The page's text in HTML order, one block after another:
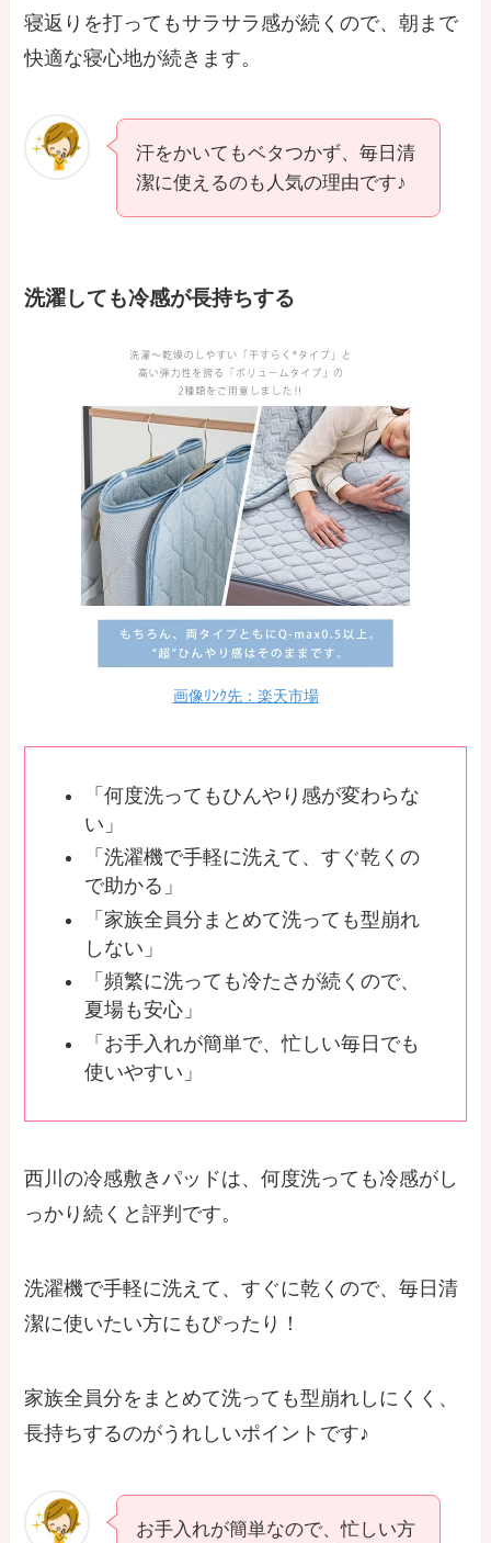
寝返りを打ってもサラサラ感が続くので、朝まで
快適な寝心地が続きます。
汗をかいてもベタつかず、毎日清
潔に使えるのも人気の理由です♪
洗濯しても冷感が長持ちする
画像ﾘﾝｸ先：楽天市場
「何度洗ってもひんやり感が変わらな
い」
「洗濯機で手軽に洗えて、すぐ乾くの
で助かる」
「家族全員分まとめて洗っても型崩れ
しない」
「頻繁に洗っても冷たさが続くので、
夏場も安心」
「お手入れが簡単で、忙しい毎日でも
使いやすい」
西川の冷感敷きパッドは、何度洗っても冷感がし
っかり続くと評判です。
洗濯機で手軽に洗えて、すぐに乾くので、毎日清
潔に使いたい方にもぴったり！
家族全員分をまとめて洗っても型崩れしにくく、
長持ちするのがうれしいポイントです♪
お手入れが簡単なので、忙しい方